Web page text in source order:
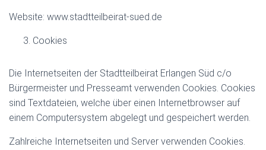
Website: www.stadtteilbeirat-sued.de
Cookies
Die Internetseiten der Stadtteilbeirat Erlangen Süd c/o
Bürgermeister und Presseamt verwenden Cookies. Cookies
sind Textdateien, welche über einen Internetbrowser auf
einem Computersystem abgelegt und gespeichert werden.
Zahlreiche Internetseiten und Server verwenden Cookies.